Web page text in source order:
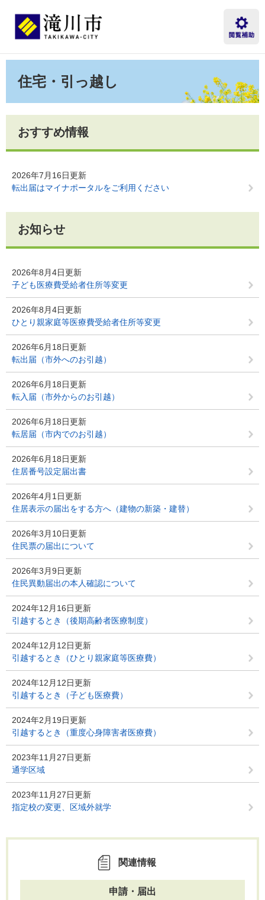
先
を
て
本
住宅・引っ越し
おすすめ情報
2026年7月16日更新
転出届はマイナポータルをご利用ください
お知らせ
2026年8月4日更新
子ども医療費受給者住所等変更
2026年8月4日更新
ひとり親家庭等医療費受給者住所等変更
2026年6月18日更新
転出届（市外へのお引越）
2026年6月18日更新
転入届（市外からのお引越）
2026年6月18日更新
転居届（市内でのお引越）
2026年6月18日更新
住居番号設定届出書
2026年4月1日更新
住居表示の届出をする方へ（建物の新築・建替）
2026年3月10日更新
住民票の届出について
2026年3月9日更新
住民異動届出の本人確認について
2024年12月16日更新
引越するとき（後期高齢者医療制度）
2024年12月12日更新
引越するとき（ひとり親家庭等医療費）
2024年12月12日更新
引越するとき（子ども医療費）
2024年2月19日更新
引越するとき（重度心身障害者医療費）
2023年11月27日更新
通学区域
2023年11月27日更新
指定校の変更、区域外就学
関連情報
申請・届出